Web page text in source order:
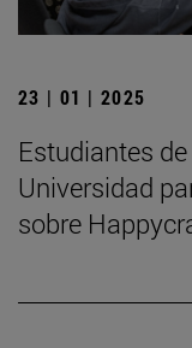
23 | 01 | 2025
Estudiantes
Universidad
sobre